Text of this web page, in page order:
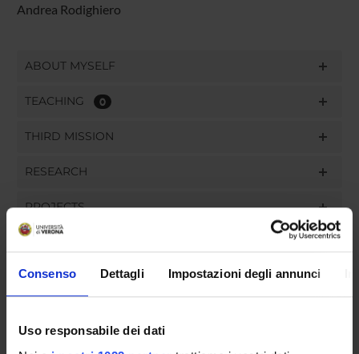
Consenso Dettagli Impostazioni degli annunci
Uso responsabile dei dati
Andrea Rodighiero
ABOUT MYSELF
TEACHING 0
THIRD MISSION
RESEARCH
PROJECTS
PUBLICATIONS
ASSIGNMENTS